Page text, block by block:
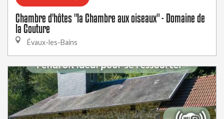
Chambre d'hôtes "la Chambre aux oiseaux" - Domaine de
la Couture
Évaux-les-Bains